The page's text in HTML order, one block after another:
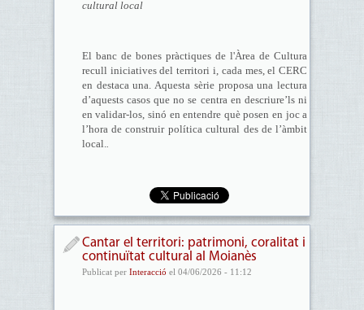
cultural local
El banc de bones pràctiques de l'Àrea de Cultura
recull iniciatives del territori i, cada mes, el CERC
en destaca una. Aquesta sèrie proposa una lectura
d’aquests casos que no se centra en descriure’ls ni
en validar-los, sinó en entendre què posen en joc a
l’hora de construir política cultural des de l’àmbit
local..
Cantar el territori: patrimoni, coralitat i
continuïtat cultural al Moianès
Publicat per Interacció el 04/06/2026 - 11:12